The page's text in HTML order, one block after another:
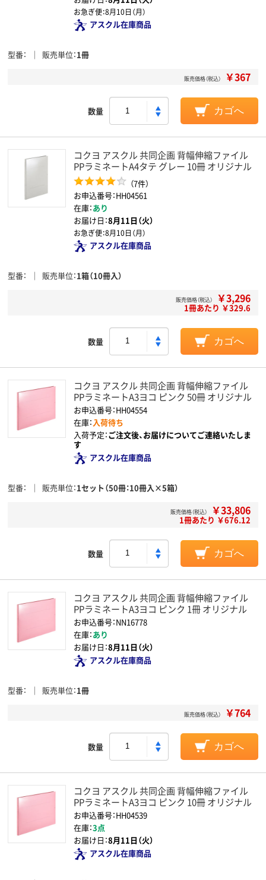
お急ぎ便：8月10日（月）
アスクル在庫商品
型番 販売単位 1冊
販売価格（税込） ￥367
数量 カゴへ
コクヨ アスクル 共同企画 背幅伸縮ファイル
PPラミネートA4タテ グレー 10冊 オリジナル
（7件）
お申込番号：HH04561
在庫：あり
お届け日：8月11日（火）
お急ぎ便：8月10日（月）
アスクル在庫商品
型番 販売単位 1箱（10冊入）
販売価格（税込） ￥3,296
1冊あたり ￥329.6
数量 カゴへ
コクヨ アスクル 共同企画 背幅伸縮ファイル
PPラミネートA3ヨコ ピンク 50冊 オリジナル
お申込番号：HH04554
在庫： 入荷待ち
入荷予定：ご注文後、お届けについてご連絡いたしま
す
アスクル在庫商品
型番 販売単位 1セット（50冊：10冊入×5箱）
販売価格（税込） ￥33,806
1冊あたり ￥676.12
数量 カゴへ
コクヨ アスクル 共同企画 背幅伸縮ファイル
PPラミネートA3ヨコ ピンク 1冊 オリジナル
お申込番号：NN16778
在庫：あり
お届け日：8月11日（火）
アスクル在庫商品
型番 販売単位 1冊
販売価格（税込） ￥764
数量 カゴへ
コクヨ アスクル 共同企画 背幅伸縮ファイル
PPラミネートA3ヨコ ピンク 10冊 オリジナル
お申込番号：HH04539
在庫：3点
お届け日：8月11日（火）
アスクル在庫商品